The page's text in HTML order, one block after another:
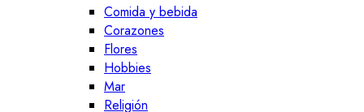
Comida y bebida
Corazones
Flores
Hobbies
Mar
Religión